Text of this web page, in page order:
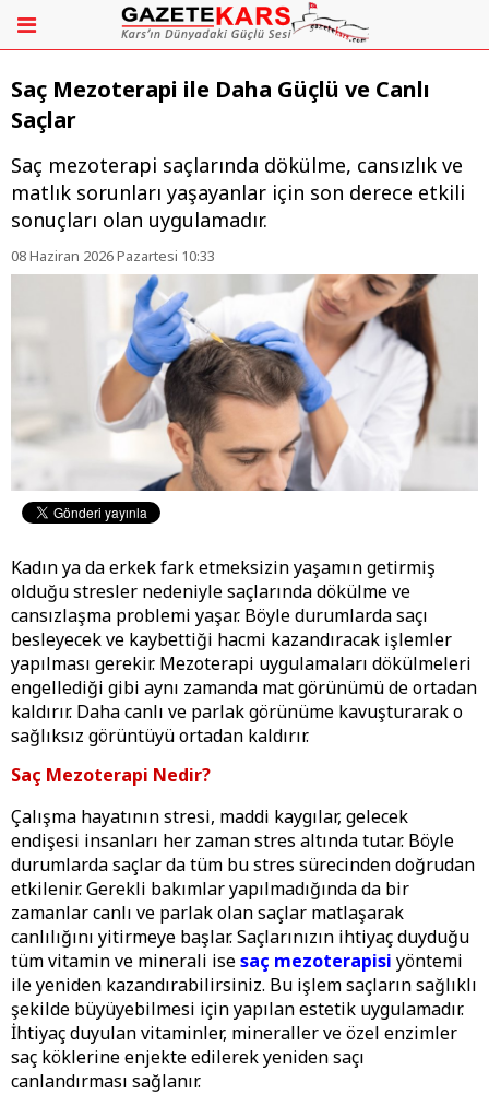
Saç Mezoterapi ile Daha Güçlü ve Canlı
Saçlar
Saç mezoterapi saçlarında dökülme, cansızlık ve
matlık sorunları yaşayanlar için son derece etkili
sonuçları olan uygulamadır.
08 Haziran 2026 Pazartesi 10:33
Kadın ya da erkek fark etmeksizin yaşamın getirmiş
olduğu stresler nedeniyle saçlarında dökülme ve
cansızlaşma problemi yaşar. Böyle durumlarda saçı
besleyecek ve kaybettiği hacmi kazandıracak işlemler
yapılması gerekir. Mezoterapi uygulamaları dökülmeleri
engellediği gibi aynı zamanda mat görünümü de ortadan
kaldırır. Daha canlı ve parlak görünüme kavuşturarak o
sağlıksız görüntüyü ortadan kaldırır.
Saç Mezoterapi Nedir?
Çalışma hayatının stresi, maddi kaygılar, gelecek
endişesi insanları her zaman stres altında tutar. Böyle
durumlarda saçlar da tüm bu stres sürecinden doğrudan
etkilenir. Gerekli bakımlar yapılmadığında da bir
zamanlar canlı ve parlak olan saçlar matlaşarak
canlılığını yitirmeye başlar. Saçlarınızın ihtiyaç duyduğu
tüm vitamin ve minerali isesaç mezoterapisi yöntemi
ile yeniden kazandırabilirsiniz. Bu işlem saçların sağlıklı
şekilde büyüyebilmesi için yapılan estetik uygulamadır.
İhtiyaç duyulan vitaminler, mineraller ve özel enzimler
saç köklerine enjekte edilerek yeniden saçı
canlandırması sağlanır.